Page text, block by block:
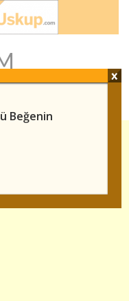
Beğenin
x